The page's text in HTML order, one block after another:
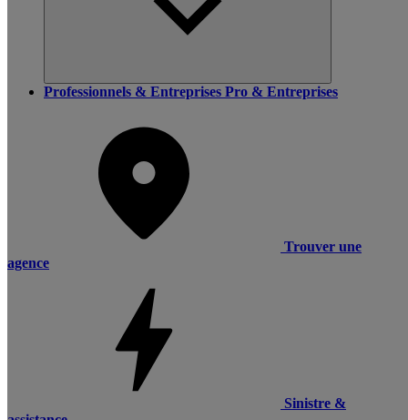
Professionnels & Entreprises Pro & Entreprises
Trouver une
agence
Sinistre &